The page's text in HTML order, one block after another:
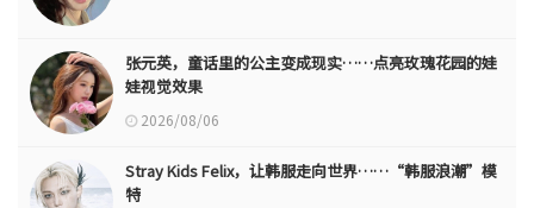
张元英，童话里的公主变成现实……点亮玫瑰花园的娃
娃视觉效果
2026/08/06
Stray Kids Felix，让韩服走向世界……“韩服浪潮”模
特